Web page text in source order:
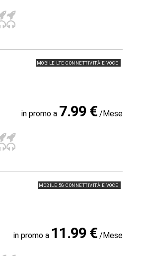
MOBILE LTE CONNETTIVITÀ E VOCE
in promo a 7.99 € /Mese
MOBILE 5G CONNETTIVITÀ E VOCE
in promo a 11.99 € /Mese